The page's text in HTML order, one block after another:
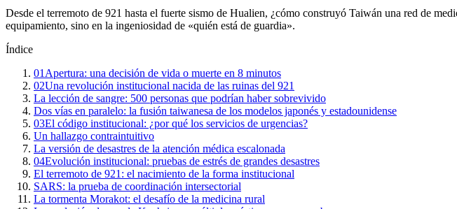
Desde el terremoto de 921 hasta el fuerte sismo de Hualien, ¿cómo construyó Taiwán una red de
equipamiento, sino en la ingeniosidad de «quién está de guardia».
Índice
01 Apertura: una decisión de vida o muerte en 8 minutos
02Una revolución institucional nacida de las ruinas del 921
La lección de sangre: 500 personas que podrían haber sobrevivido
Dos vías en paralelo: la fusión taiwanesa de los modelos japonés y estadounidense
03El código institucional: ¿por qué los servicios de urgencias?
Un hallazgo contraintuitivo
La versión de desastres de la atención médica escalonada
04Evolución institucional: pruebas de estrés de grandes desastres
El terremoto de 921: el nacimiento de la forma institucional
SARS: la prueba de coordinación intersectorial
La tormenta Morakot: el desafío de la medicina rural